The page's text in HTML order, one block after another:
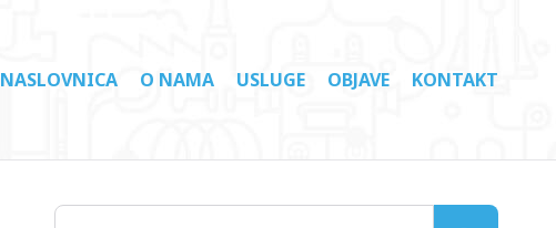
NASLOVNICA O NAMA USLUGE OBJAVE KONTAKT